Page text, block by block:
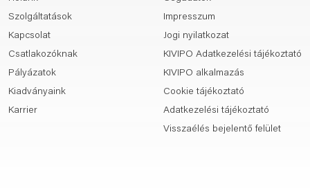
Szolgáltatások
Kapcsolat
Csatlakozóknak
Pályázatok
Kiadványaink
Karrier
Impresszum
Jogi nyilatkozat
KIVIPO Adatkezelési tájékoztató
KIVIPO alkalmazás
Cookie tájékoztató
Adatkezelési tájékoztató
Visszaélés bejelentő felület